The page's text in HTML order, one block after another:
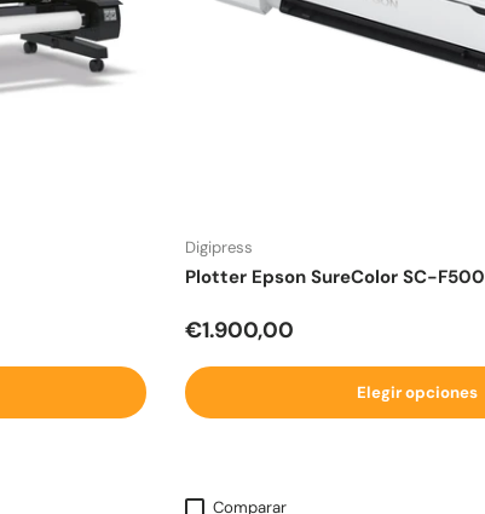
Digipress
Plotter Epson SureColor SC-F500
Precio normal
€1.900,00
Elegir opciones
Comparar